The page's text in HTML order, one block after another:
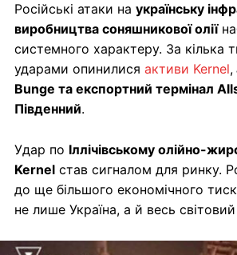
Російські атаки на українську
виробництва соняшникової олії
системного характеру. За кілька
ударами опинилися активи Kernel,
Bunge та експортний термінал
Південний.
Удар по Іллічівському олійно-
Kernel став сигналом для ринку.
до ще більшого економічного
не лише Україна, а й весь